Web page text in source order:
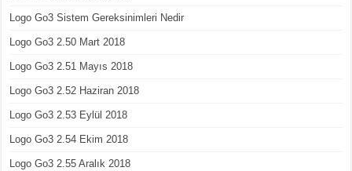
Logo Go3 Sistem Gereksinimleri Nedir
Logo Go3 2.50 Mart 2018
Logo Go3 2.51 Mayıs 2018
Logo Go3 2.52 Haziran 2018
Logo Go3 2.53 Eylül 2018
Logo Go3 2.54 Ekim 2018
Logo Go3 2.55 Aralık 2018